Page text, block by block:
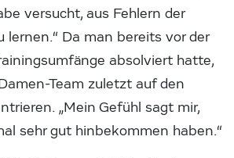
versucht, aus Fehlern der
lernen.“ Da man bereits vor der
absolviert hatte,
Team zuletzt auf den
„Mein Gefühl sagt mir,
sehr gut hinbekommen haben.“